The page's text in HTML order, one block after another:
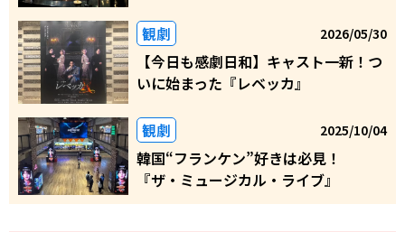
観劇 2026/05/30
【今日も感劇日和】キャスト一新！つ
いに始まった『レベッカ』
観劇 2025/10/04
韓国“フランケン”好きは必見！
『ザ・ミュージカル・ライブ』